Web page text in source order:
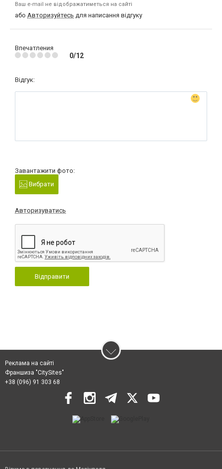
Ваш e-mail не відображатиметься на сайті
або Авторизуйтесь для написання відгуку
Впечатления
0/12
Відгук:
Завантажити фото:
Вибрати
Авторизуватись
Відправити
Реклама на сайті
Франшиза "CitySites"
+38 (096) 91 303 68